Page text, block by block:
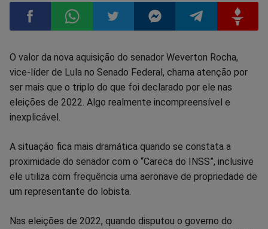
Compartilhar
no
Facebook
Compartilhar
no
Whatsapp
Compartilhar
no
Compartilhar
no
Compartilhar
no
no
O valor da nova aquisição do senador Weverton Rocha,
vice-líder de Lula no Senado Federal, chama atenção por
ser mais que o triplo do que foi declarado por ele nas
eleições de 2022. Algo realmente incompreensível e
inexplicável.
A situação fica mais dramática quando se constata a
proximidade do senador com o “Careca do INSS”, inclusive
ele utiliza com frequência uma aeronave de propriedade de
um representante do lobista.
Nas eleições de 2022, quando disputou o governo do